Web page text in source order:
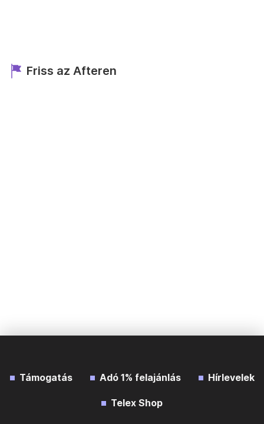
Friss az Afteren
Támogatás Adó 1% felajánlás Hírlevelek
Telex Shop